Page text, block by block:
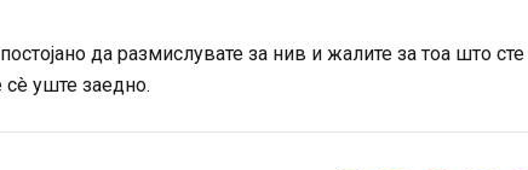
да размислувате за нив и жалите за тоа што сте
сè уште заедно.